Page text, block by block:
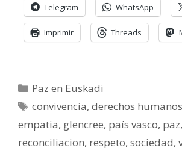
Telegram WhatsApp
Imprimir Threads
Categorías
Paz en Euskadi
Etiquetas
convivencia,derechos humanos
empatia, glencree, país vasco, paz,
reconciliacion, respeto, sociedad,